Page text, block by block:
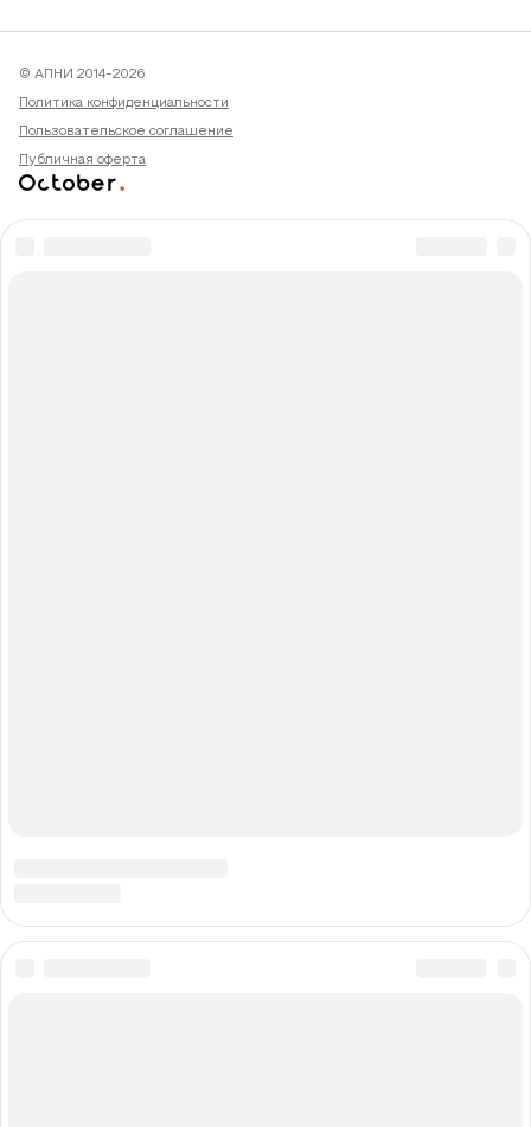
© АПНИ 2014-2026
Политика конфиденциальности
Пользовательское соглашение
Публичная оферта